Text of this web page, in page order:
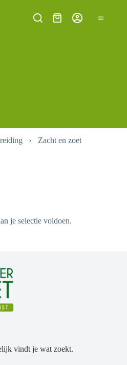
Winkelwagen
Zacht en zoet
je selectie voldoen.
vindt je wat zoekt.